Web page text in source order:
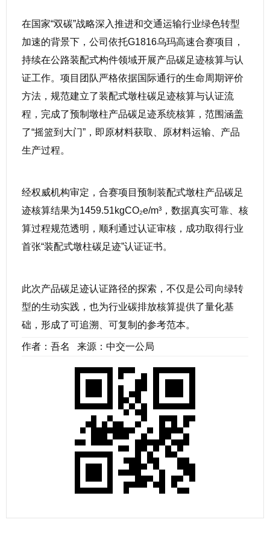
在国家“双碳”战略深入推进和交通运输行业绿色转型
加速的背景下，公司依托G1816乌玛高速合赛项目，
持续在公路装配式构件领域开展产品碳足迹核算与认
证工作。项目团队严格依据国际通行的生命周期评价
方法，规范建立了装配式墩柱碳足迹核算与认证流
程，完成了预制墩柱产品碳足迹系统核算，范围涵盖
了“摇篮到大门”，即原材料获取、原材料运输、产品
生产过程。
经权威机构审定，合赛项目预制装配式墩柱产品碳足
迹核算结果为1459.51kgCO₂e/m³，数据真实可靠、核
算过程规范透明，顺利通过认证审核，成功取得行业
首张“装配式墩柱碳足迹”认证证书。
此次产品碳足迹认证路径的探索，不仅是公司向绿转
型的生动实践，也为行业碳排放核算提供了量化基
础，形成了可追溯、可复制的参考范本。
作者：吾名 来源：中交一公局